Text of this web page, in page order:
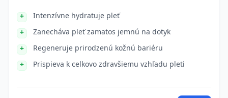
Intenzívne hydratuje pleť
Zanecháva pleť zamatos jemnú na dotyk
Regeneruje prirodzenú kožnú bariéru
Prispieva k celkovo zdravšiemu vzhľadu pleti